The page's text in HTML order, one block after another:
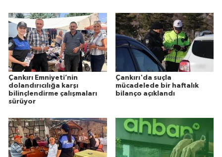
Çankırı Emniyeti’nin
dolandırıcılığa karşı
bilinçlendirme çalışmaları
sürüyor
Çankırı'da suçla
mücadelede bir haftalık
bilanço açıklandı